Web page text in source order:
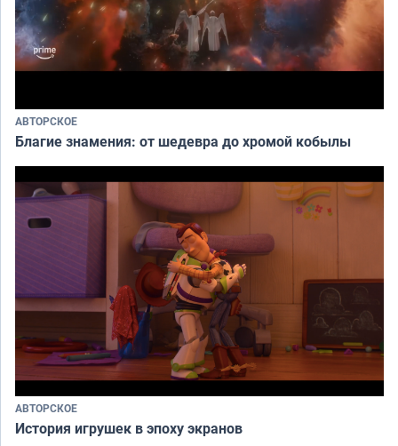
АВТОРСКОЕ
Благие знамения: от шедевра до хромой кобылы
АВТОРСКОЕ
История игрушек в эпоху экранов